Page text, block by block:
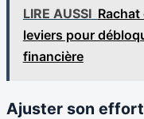
LIRE AUSSI
leviers pour
financière
Ajuster son effort